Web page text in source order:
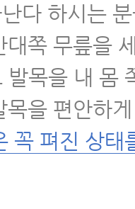
다 하시는
대쪽 무릎을
목을 내 몸
을 편안하
꼭 펴진 상태